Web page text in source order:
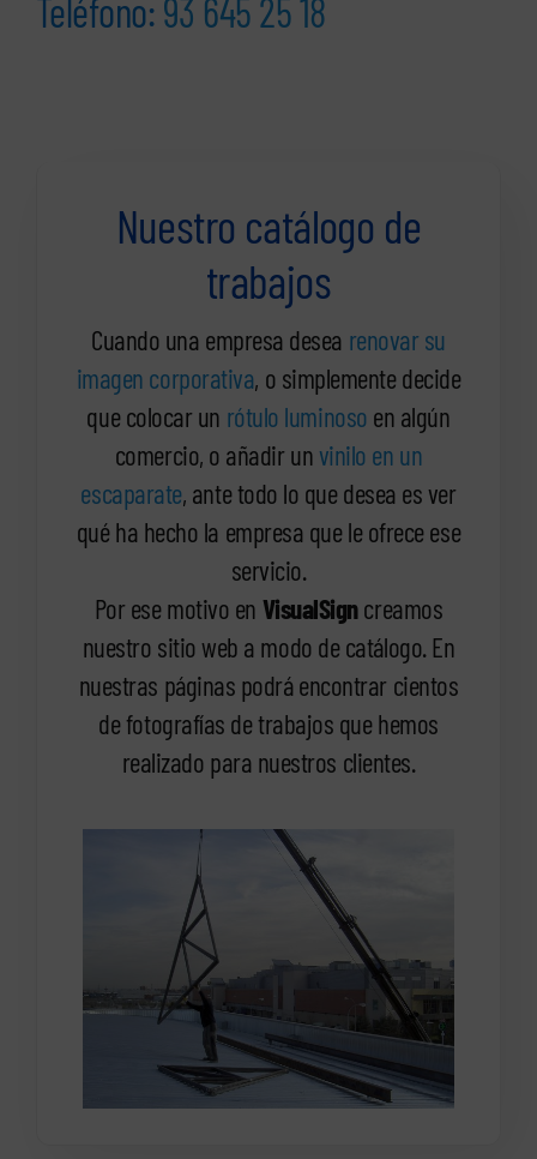
Teléfono:93 645 25 18
Nuestro catálogo de
trabajos
Cuando una empresa desea renovar su
imagen corporativa, o simplemente decide
que colocar un rótulo luminoso en algún
comercio, o añadir unvinilo en un
escaparate, ante todo lo que desea es ver
qué ha hecho la empresa que le ofrece ese
servicio.
Por ese motivo en VisualSigncreamos
nuestro sitio web a modo de catálogo. En
nuestras páginas podrá encontrar cientos
de fotografías de trabajos que hemos
realizado para nuestros clientes.